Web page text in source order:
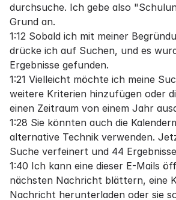
durchsuche. Ich gebe also
Grund an.
1:12 Sobald ich mit meiner
drücke ich auf Suchen, und es
Ergebnisse gefunden.
1:21 Vielleicht möchte ich meine
weitere Kriterien hinzufügen oder
einen Zeitraum von einem Jahr
1:28 Sie könnten auch die
alternative Technik verwenden.
Suche verfeinert und 44
1:40 Ich kann eine dieser E-Mails
nächsten Nachricht blättern, eine
Nachricht herunterladen oder sie